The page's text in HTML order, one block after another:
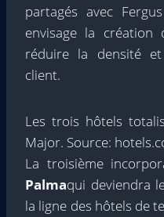
partagés avec
envisage la
réduire la densité et
client.
Les trois hôtels
Major. Source:
La troisième
Palmaqui deviendra
la ligne des hôtels de